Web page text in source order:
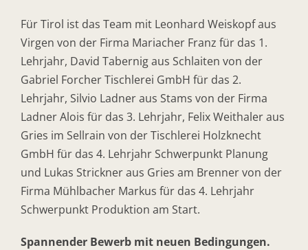
Für Tirol ist das Team mit Leonhard Weiskopf aus
Virgen von der Firma Mariacher Franz für das 1.
Lehrjahr, David Tabernig aus Schlaiten von der
Gabriel Forcher Tischlerei GmbH für das 2.
Lehrjahr, Silvio Ladner aus Stams von der Firma
Ladner Alois für das 3. Lehrjahr, Felix Weithaler aus
Gries im Sellrain von der Tischlerei Holzknecht
GmbH für das 4. Lehrjahr Schwerpunkt Planung
und Lukas Strickner aus Gries am Brenner von der
Firma Mühlbacher Markus für das 4. Lehrjahr
Schwerpunkt Produktion am Start.
Spannender Bewerb mit neuen Bedingungen.